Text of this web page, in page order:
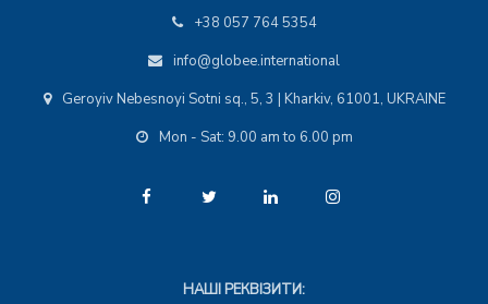
+38 057 764 5354
info@globee.international
Geroyiv Nebesnoyi Sotni sq., 5, 3 | Kharkiv, 61001, UKRAINE
Mon - Sat: 9.00 am to 6.00 pm
НАШІ РЕКВІЗИТИ: